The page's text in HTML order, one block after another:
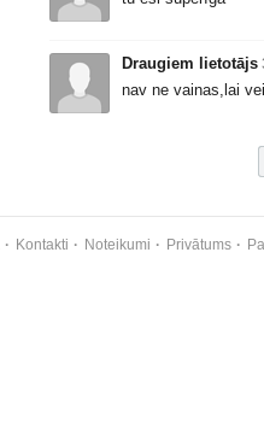
Draugiem lietotājs
nav ne vainas,lai
Kontakti Noteikumi Privātums